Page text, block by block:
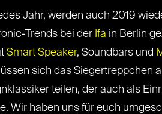
Jahr, werden auch 2019
Trends bei der Ifa in Berlin
Smart Speaker, Soundbars und
sich das Siegertreppchen
teilen, der auch als
Wir haben uns für euch